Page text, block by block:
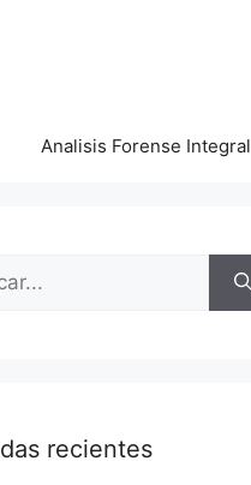
Analisis Forense Integral
recientes